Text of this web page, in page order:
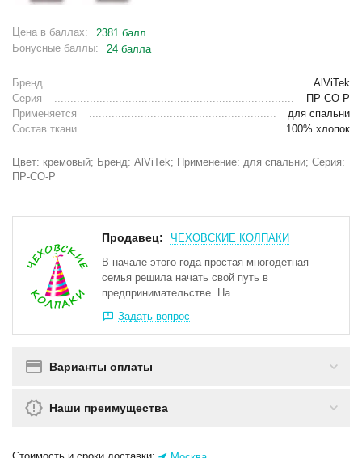
Цена в баллах:
2381 балл
Бонусные баллы:
24 балла
Бренд
AlViTek
Серия
ПР-СО-Р
Применяется
для спальни
Состав ткани
100% хлопок
Цвет: кремовый; Бренд: AlViTek; Применение: для спальни; Серия:
ПР-СО-Р
Продавец:
ЧЕХОВСКИЕ КОЛПАКИ
В начале этого года простая многодетная
семья решила начать свой путь в
предпринимательстве. На ...
Задать вопрос
Варианты оплаты
Наши преимущества